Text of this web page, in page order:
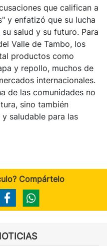
que califican a
y enfatizó que su lucha
salud y su futuro. Para
Valle de Tambo, los
productos como
y repollo, muchos de
internacionales.
de las comunidades no
sino también
saludable para las
Compártelo